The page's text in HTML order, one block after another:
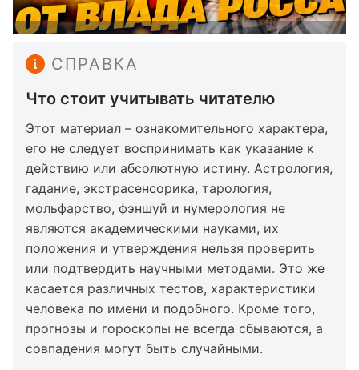
СПРАВКА
Что стоит учитывать читателю
Этот материал – ознакомительного характера,
его не следует воспринимать как указание к
действию или абсолютную истину. Астрология,
гадание, экстрасенсорика, тарология,
мольфарство, фэншуй и нумерология не
являются академическими науками, их
положения и утверждения нельзя проверить
или подтвердить научными методами. Это же
касается различных тестов, характеристики
человека по имени и подобного. Кроме того,
прогнозы и гороскопы не всегда сбываются, а
совпадения могут быть случайными.